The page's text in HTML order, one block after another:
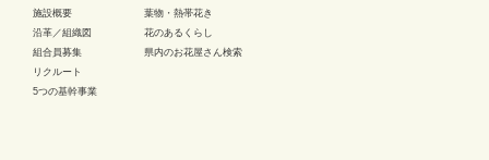
施設概要
沿革／組織図
組合員募集
リクルート
5つの基幹事業
葉物・熱帯花き
花のあるくらし
県内のお花屋さん検索